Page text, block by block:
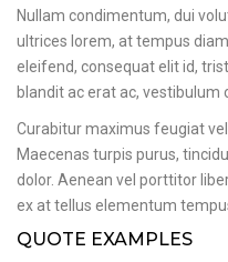
Nullam condimentum, dui
ultrices lorem, at tempus
eleifend, consequat elit id,
blandit ac erat ac, vestibulum
Curabitur maximus feugiat
Maecenas turpis purus,
dolor. Aenean vel porttitor
ex at tellus elementum
QUOTE EXAMPLES